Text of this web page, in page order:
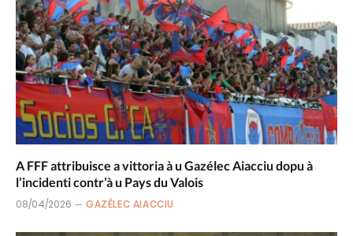
A FFF attribuisce a vittoria à u Gazélec Aiacciu dopu à
l’incidenti contr’à u Pays du Valois
08/04/2026 GAZÉLEC AIACCIU